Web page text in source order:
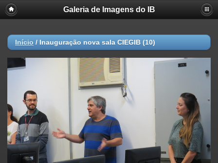
Galeria de Imagens do IB
Início / Inauguração nova sala CIEGIB (10)